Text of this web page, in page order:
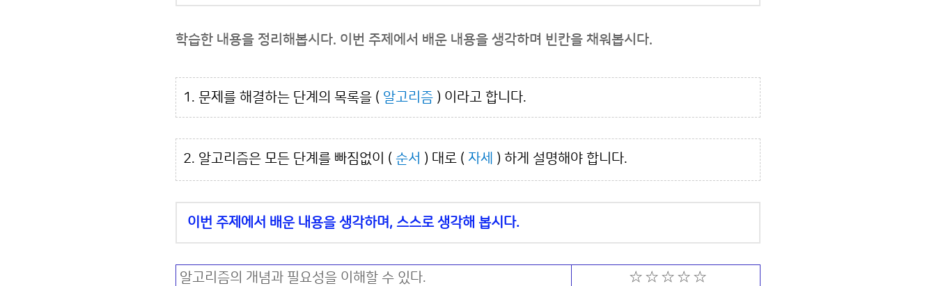
학습한 내용을 정리해봅시다. 이번 주제에서 배운 내용을 생각하며 빈칸을 채워봅시다.
1. 문제를 해결하는 단계의 목록을 ( 알고리즘 ) 이라고 합니다.
2. 알고리즘은 모든 단계를 빠짐없이 ( 순서 ) 대로 ( 자세 ) 하게 설명해야 합니다.
이번 주제에서 배운 내용을 생각하며, 스스로 생각해 봅시다.
알고리즘의 개념과 필요성을 이해할 수 있다.
☆ ☆ ☆ ☆ ☆